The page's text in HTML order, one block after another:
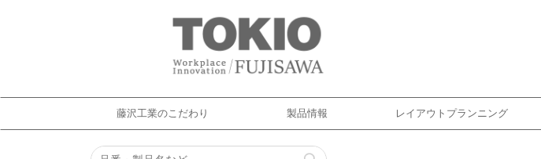
藤沢工業のこだわり 製品情報 レイアウトプランニング